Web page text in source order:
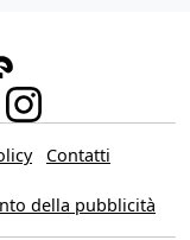
Contatti
della pubblicità